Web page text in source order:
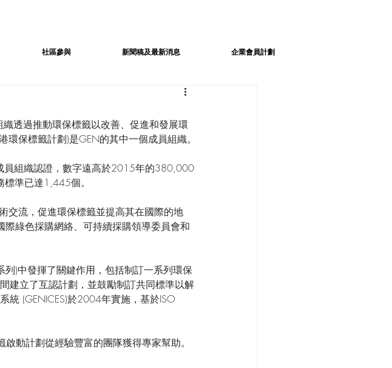
社區參與 新聞稿及最新消息 企業會員計劃
透過推動環保標籤以改善、促進和發展環
保標籤計劃)是GEN的其中一個成員組織。
組織認證，數字遠高於2015年的380,000
準已達1,445個。
交流，促進環保標籤並提高其在國際的地
際綠色採購網絡、可持續採購領導委員會和
)中發揮了關鍵作用，包括制訂一系列環保
建立了互認計劃，並鼓勵制訂共同標準以解
統 (GENICES)於2004年實施，基於ISO
動計劃從經驗豐富的團隊獲得專家幫助。